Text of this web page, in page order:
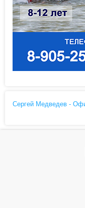
Сергей Медведев -